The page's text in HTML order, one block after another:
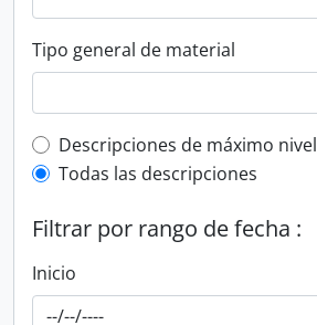
Tipo general de material
Top-level description filter
Descripciones de máximo nivel
Todas las descripciones
Filtrar por rango de fecha :
Inicio